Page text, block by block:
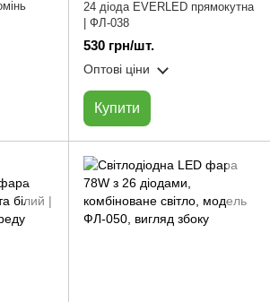
24 діода EVERLED прямокутна
| ФЛ-038
530 грн/шт.
Оптові ціни
Купити